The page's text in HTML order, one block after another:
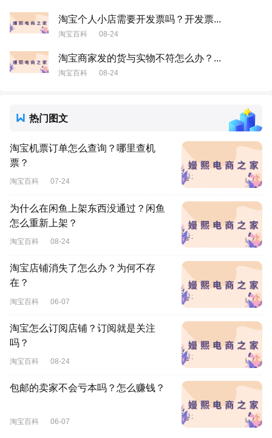
淘宝个人小店需要开发票吗？开发票...
淘宝百科 08-24
淘宝商家发的货与实物不符怎么办？...
淘宝百科 08-24
热门图文
淘宝机票订单怎么查询？哪里查机
票？
淘宝百科 07-24
为什么在闲鱼上架东西没通过？闲鱼
怎么重新上架？
淘宝百科 08-24
淘宝店铺消失了怎么办？为何不存
在？
淘宝百科 06-07
淘宝怎么订阅店铺？订阅就是关注
吗？
淘宝百科 08-24
包邮的卖家不会亏本吗？怎么赚钱？
淘宝百科 06-07